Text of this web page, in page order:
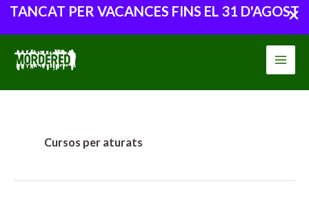
TANCAT PER VACANCES FINS EL 31 D'AGOST
contingut
Cursos per aturats